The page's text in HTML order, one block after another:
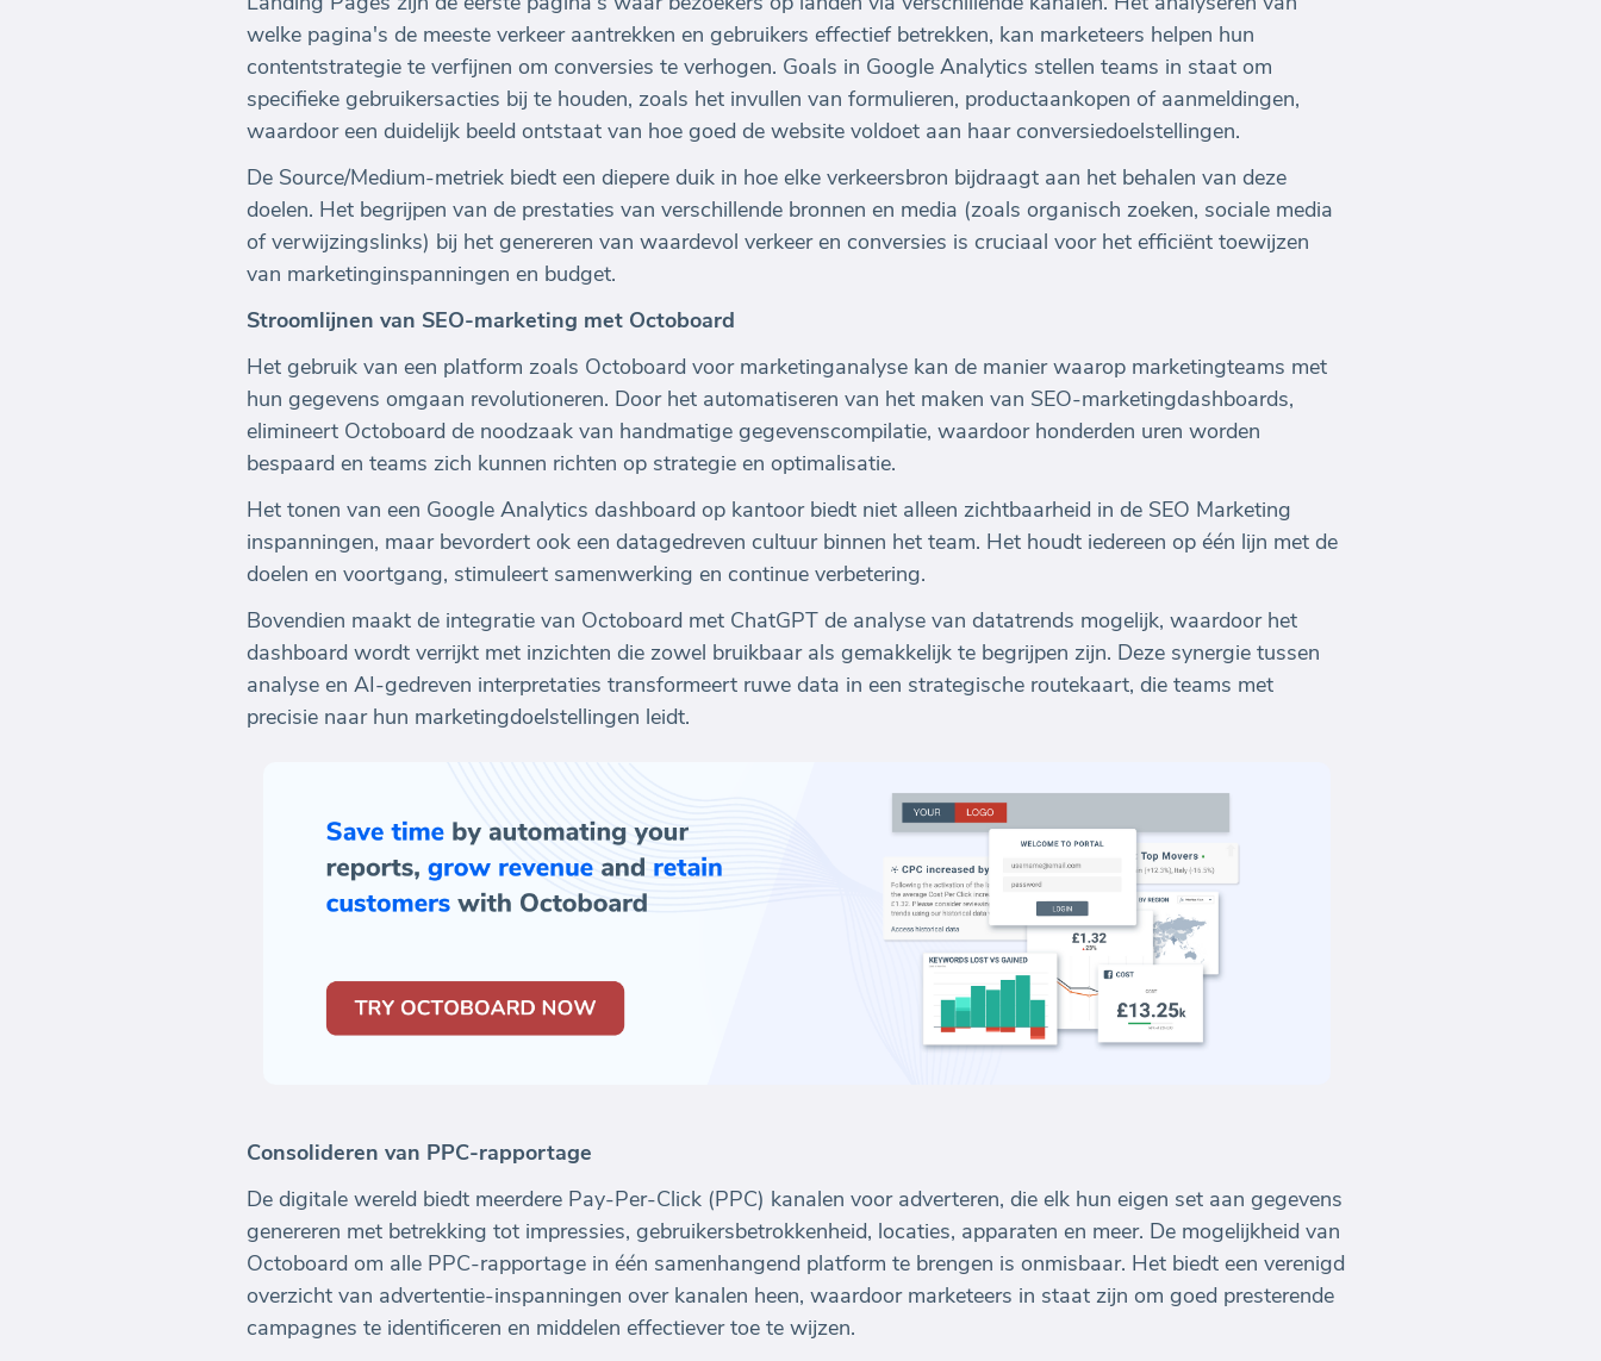
welke pagina's de meeste verkeer aantrekken en gebruikers effectief betrekken, kan marketeers helpen hun
contentstrategie te verfijnen om conversies te verhogen. Goals in Google Analytics stellen teams in staat om
specifieke gebruikersacties bij te houden, zoals het invullen van formulieren, productaankopen of aanmeldingen,
waardoor een duidelijk beeld ontstaat van hoe goed de website voldoet aan haar conversiedoelstellingen.
De Source/Medium-metriek biedt een diepere duik in hoe elke verkeersbron bijdraagt aan het behalen van deze
doelen. Het begrijpen van de prestaties van verschillende bronnen en media (zoals organisch zoeken, sociale media
of verwijzingslinks) bij het genereren van waardevol verkeer en conversies is cruciaal voor het efficiënt toewijzen
van marketinginspanningen en budget.
Stroomlijnen van SEO-marketing met Octoboard
Het gebruik van een platform zoals Octoboard voor marketinganalyse kan de manier waarop marketingteams met
hun gegevens omgaan revolutioneren. Door het automatiseren van het maken van SEO-marketingdashboards,
elimineert Octoboard de noodzaak van handmatige gegevenscompilatie, waardoor honderden uren worden
bespaard en teams zich kunnen richten op strategie en optimalisatie.
Het tonen van een Google Analytics dashboard op kantoor biedt niet alleen zichtbaarheid in de SEO Marketing
inspanningen, maar bevordert ook een datagedreven cultuur binnen het team. Het houdt iedereen op één lijn met de
doelen en voortgang, stimuleert samenwerking en continue verbetering.
Bovendien maakt de integratie van Octoboard met ChatGPT de analyse van datatrends mogelijk, waardoor het
dashboard wordt verrijkt met inzichten die zowel bruikbaar als gemakkelijk te begrijpen zijn. Deze synergie tussen
analyse en AI-gedreven interpretaties transformeert ruwe data in een strategische routekaart, die teams met
precisie naar hun marketingdoelstellingen leidt.
Consolideren van PPC-rapportage
De digitale wereld biedt meerdere Pay-Per-Click (PPC) kanalen voor adverteren, die elk hun eigen set aan gegevens
genereren met betrekking tot impressies, gebruikersbetrokkenheid, locaties, apparaten en meer. De mogelijkheid van
Octoboard om alle PPC-rapportage in één samenhangend platform te brengen is onmisbaar. Het biedt een verenigd
overzicht van advertentie-inspanningen over kanalen heen, waardoor marketeers in staat zijn om goed presterende
campagnes te identificeren en middelen effectiever toe te wijzen.